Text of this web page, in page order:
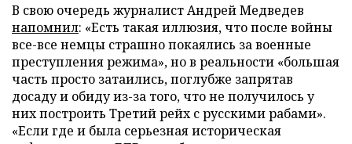
В свою очередь журналист Андрей Медведев
напомнил: «Есть такая иллюзия, что после войны
все-все немцы страшно покаялись за военные
преступления режима», но в реальности «большая
часть просто затаились, поглубже запрятав
досаду и обиду из-за того, что не получилось у
них построить Третий рейх с русскими рабами».
«Если где и была серьезная историческая